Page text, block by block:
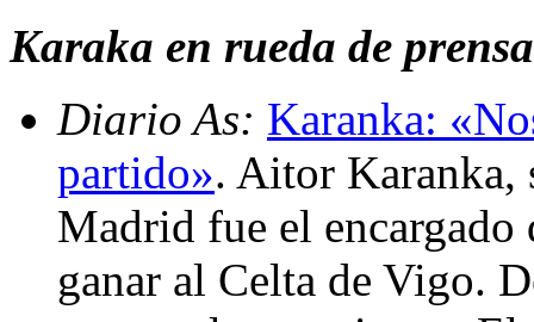
Karaka en rueda de
Diario As: Karanka:
partido». Aitor Karanka,
Madrid fue el encargado
ganar al Celta de Vigo.